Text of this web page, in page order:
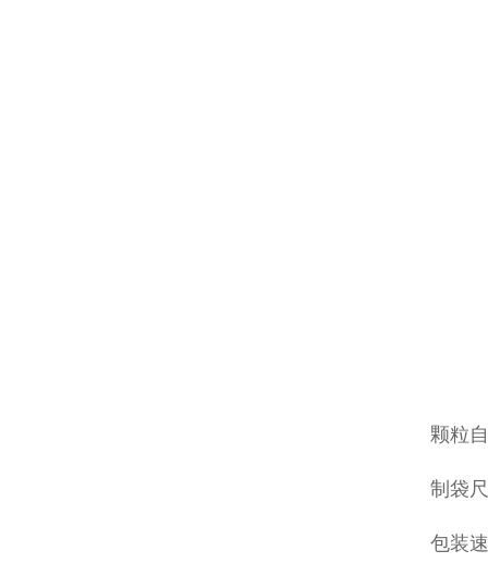
颗粒
制袋
包装